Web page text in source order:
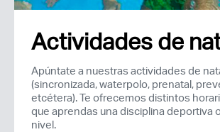
Actividades de
Apúntate a nuestras actividades de
(sincronizada, waterpolo, prenatal,
etcétera). Te ofrecemos distintos
que aprendas una disciplina deportiva
nivel.